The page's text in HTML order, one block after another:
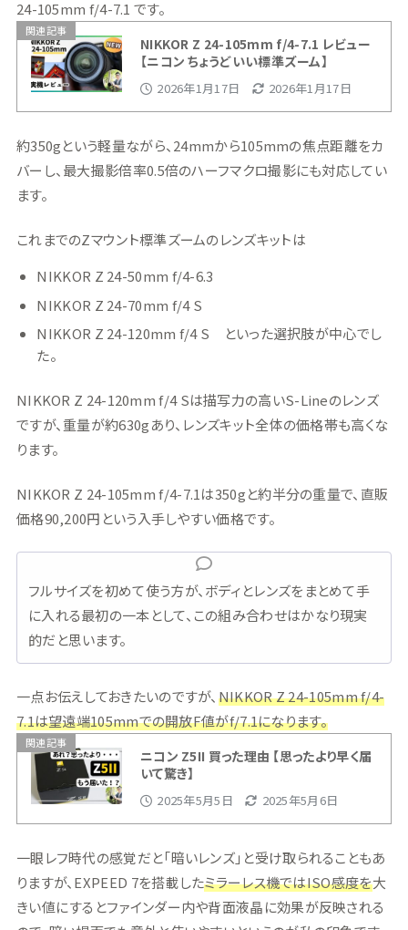
24-105mm f/4-7.1 です。
関連記事
NIKKOR Z 24-105mm f/4-7.1 レビュー
【ニコン ちょうどいい標準ズーム】
2026年1月17日 2026年1月17日
約350gという軽量ながら、24mmから105mmの焦点距離をカ
バーし、最大撮影倍率0.5倍のハーフマクロ撮影にも対応してい
ます。
これまでのZマウント標準ズームのレンズキットは
NIKKOR Z 24-50mm f/4-6.3
NIKKOR Z 24-70mm f/4 S
NIKKOR Z 24-120mm f/4 S といった選択肢が中心でし
た。
NIKKOR Z 24-120mm f/4 Sは描写力の高いS-Lineのレンズ
ですが、重量が約630gあり、レンズキット全体の価格帯も高くな
ります。
NIKKOR Z 24-105mm f/4-7.1は350gと約半分の重量で、直販
価格90,200円という入手しやすい価格です。
フルサイズを初めて使う方が、ボディとレンズをまとめて手
に入れる最初の一本として、この組み合わせはかなり現実
的だと思います。
一点お伝えしておきたいのですが、NIKKOR Z 24-105mm f/4-
7.1は望遠端105mmでの開放F値がf/7.1になります。
関連記事
ニコン Z5II 買った理由 【思ったより早く届
いて驚き】
2025年5月5日 2025年5月6日
一眼レフ時代の感覚だと「暗いレンズ」と受け取られることもあ
りますが、EXPEED 7を搭載したミラーレス機ではISO感度を大
きい値にするとファインダー内や背面液晶に効果が反映される